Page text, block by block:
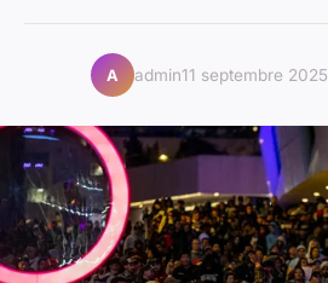
A admin11 septembre 2025